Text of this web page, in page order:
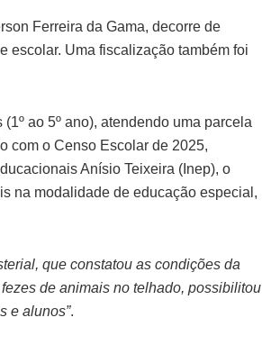
Ferreira da Gama, decorre de
escolar. Uma fiscalização também foi
ao 5º ano), atendendo uma parcela
com o Censo Escolar de 2025,
Anísio Teixeira (Inep), o
na modalidade de educação especial,
que constatou as condições da
de animais no telhado, possibilitou
e alunos”.